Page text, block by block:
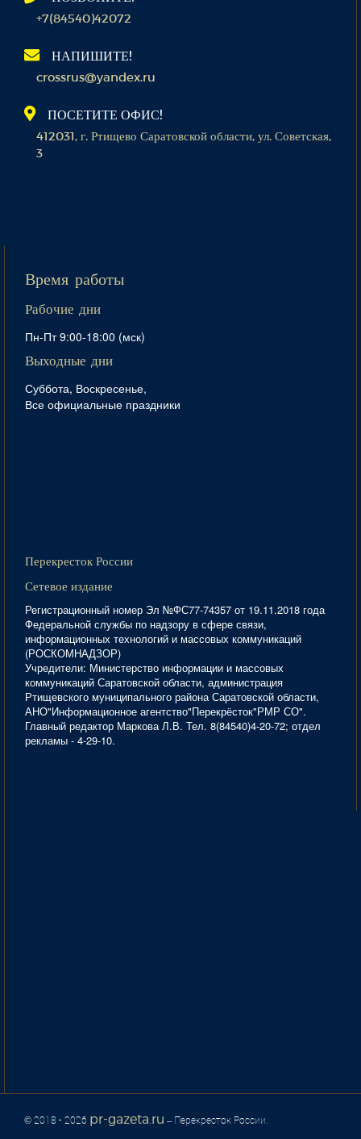
+7(84540)42072
НАПИШИТЕ!
crossrus@yandex.ru
ПОСЕТИТЕ ОФИС!
412031, г. Ртищево Саратовской области, ул. Советская,
3
Время работы
Рабочие дни
Пн-Пт 9:00-18:00 (мск)
Выходные дни
Суббота, Воскресенье,
Все официальные праздники
Перекресток России
Сетевое издание
Регистрационный номер Эл №ФС77-74357 от 19.11.2018 года
Федеральной службы по надзору в сфере связи,
информационных технологий и массовых коммуникаций
(РОСКОМНАДЗОР)
Учредители: Министерство информации и массовых
коммуникаций Саратовской области, администрация
Ртищевского муниципального района Саратовской области,
АНО"Информационное агентство"Перекрёсток"РМР СО".
Главный редактор Маркова Л.В. Тел. 8(84540)4-20-72; отдел
рекламы - 4-29-10.
© 2018 - 2026 pr-gazeta.ru – Перекресток России.